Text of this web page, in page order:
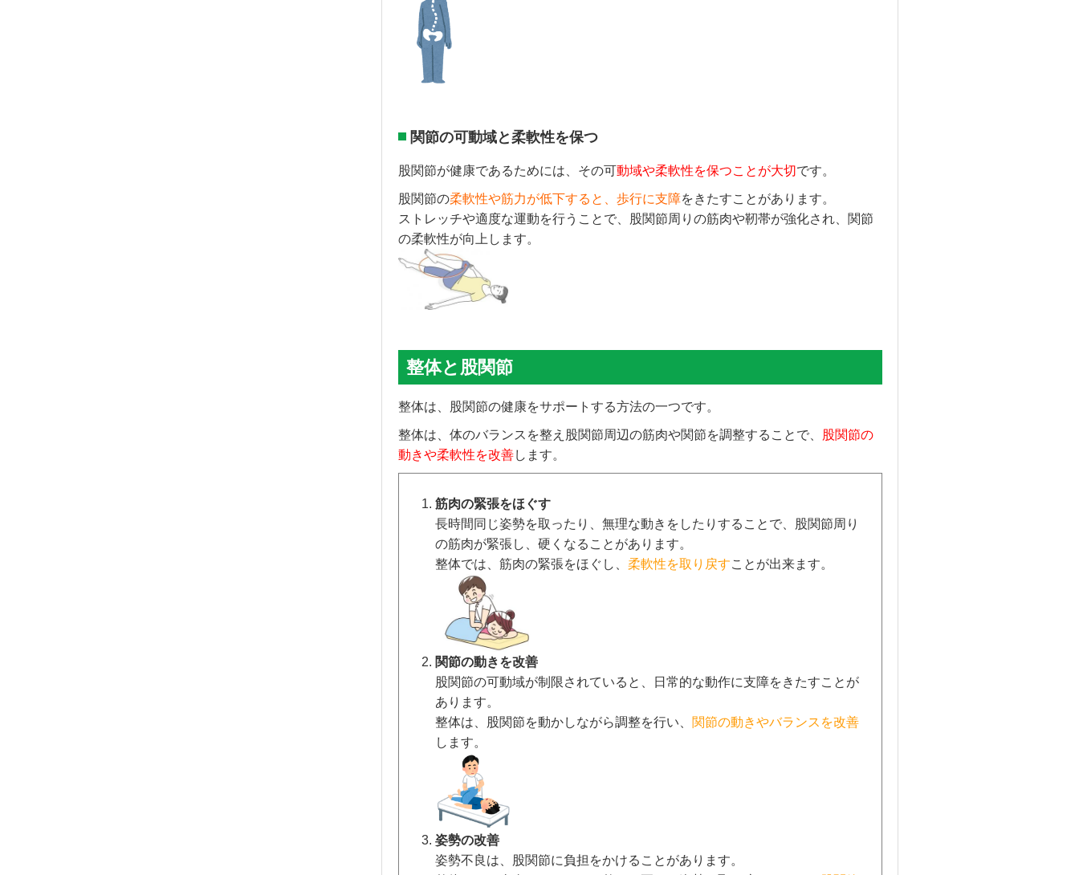
関節の可動域と柔軟性を保つ
股関節が健康であるためには、その可動域や柔軟性を保つことが大切です。
股関節の柔軟性や筋力が低下すると、歩行に支障をきたすことがあります。
ストレッチや適度な運動を行うことで、股関節周りの筋肉や靭帯が強化され、関節
の柔軟性が向上します。
整体と股関節
整体は、股関節の健康をサポートする方法の一つです。
整体は、体のバランスを整え股関節周辺の筋肉や関節を調整することで、
股関節の
動きや柔軟性を改善します。
筋肉の緊張をほぐす
長時間同じ姿勢を取ったり、無理な動きをしたりすることで、股関節周り
の筋肉が緊張し、硬くなることがあります。
整体では、筋肉の緊張をほぐし、 柔軟性を取り戻すことが出来ます。
関節の動きを改善
股関節の可動域が制限されていると、日常的な動作に支障をきたすことが
あります。
整体は、股関節を動かしながら調整を行い、 関節の動きやバランスを改善
します。
姿勢の改善
姿勢不良は、股関節に負担をかけることがあります。